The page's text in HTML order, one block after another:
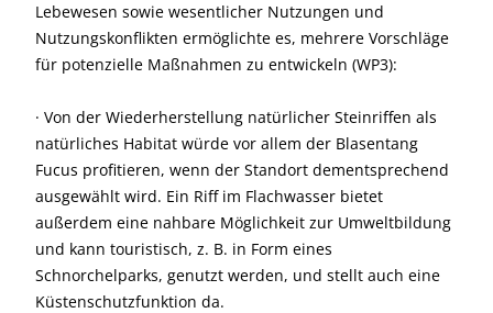
Lebewesen sowie wesentlicher Nutzungen und
Nutzungskonflikten ermöglichte es, mehrere Vorschläge
für potenzielle Maßnahmen zu entwickeln (WP3):
· Von der Wiederherstellung natürlicher Steinriffen als
natürliches Habitat würde vor allem der Blasentang
Fucus profitieren, wenn der Standort dementsprechend
ausgewählt wird. Ein Riff im Flachwasser bietet
außerdem eine nahbare Möglichkeit zur Umweltbildung
und kann touristisch, z. B. in Form eines
Schnorchelparks, genutzt werden, und stellt auch eine
Küstenschutzfunktion da.